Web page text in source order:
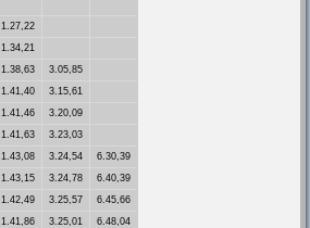
1.27,22
1.34,21
1.38,63
3.05,85
1.41,40
3.15,61
1.41,46
3.20,09
1.41,63
3.23,03
1.43,08 3.24,54
6.30,39
1.43,15 3.24,78
6.40,39
1.42,49 3.25,57
6.45,66
1.41,86 3.25,01
6.48,04